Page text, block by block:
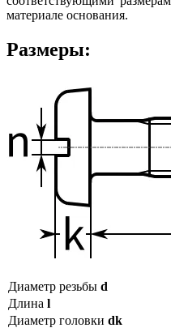
материале основания.
Размеры:
Диаметр резьбы d
Длина l
Диаметр головки dk